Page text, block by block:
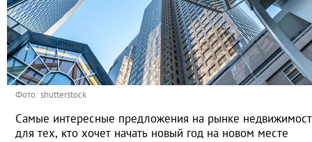
Фото: shutterstock
Самые интересные предложения на рынке
для тех, кто хочет начать новый год на новом месте